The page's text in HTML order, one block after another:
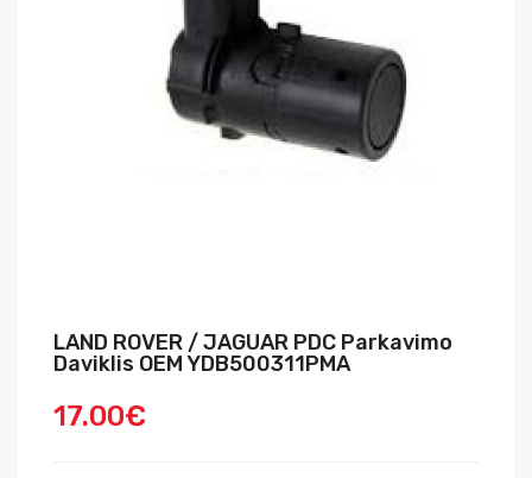
LAND ROVER / JAGUAR PDC Parkavimo
Daviklis OEM YDB500311PMA
17.00€